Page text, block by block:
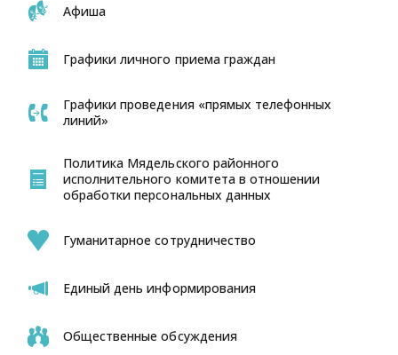
Афиша
Графики личного приема граждан
Графики проведения «прямых телефонных
линий»
Политика Мядельского районного
исполнительного комитета в отношении
обработки персональных данных
Гуманитарное сотрудничество
Единый день информирования
Общественные обсуждения